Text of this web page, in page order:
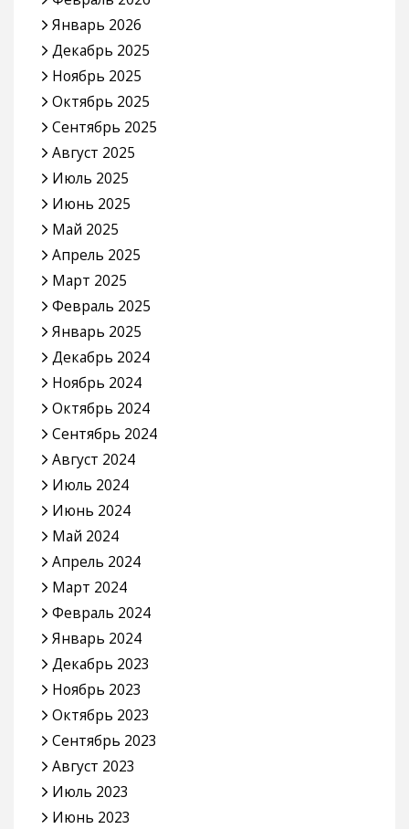
Январь 2026
Декабрь 2025
Ноябрь 2025
Октябрь 2025
Сентябрь 2025
Август 2025
Июль 2025
Июнь 2025
Май 2025
Апрель 2025
Март 2025
Февраль 2025
Январь 2025
Декабрь 2024
Ноябрь 2024
Октябрь 2024
Сентябрь 2024
Август 2024
Июль 2024
Июнь 2024
Май 2024
Апрель 2024
Март 2024
Февраль 2024
Январь 2024
Декабрь 2023
Ноябрь 2023
Октябрь 2023
Сентябрь 2023
Август 2023
Июль 2023
Июнь 2023